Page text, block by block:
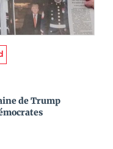
de Trump